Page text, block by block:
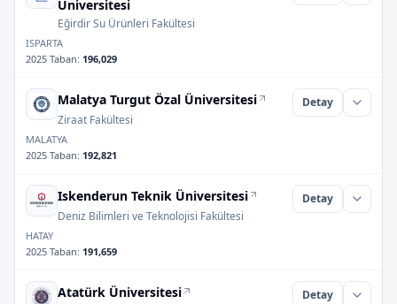
Üniversitesi
Eğirdir Su Ürünleri Fakültesi
ISPARTA
2025 Taban: 196,029
Malatya Turgut Özal Üniversitesi
Ziraat Fakültesi
Detay
MALATYA
2025 Taban: 192,821
Iskenderun Teknik Üniversitesi
Deniz Bilimleri ve Teknolojisi Fakültesi
Detay
HATAY
2025 Taban: 191,659
Atatürk Üniversitesi Detay